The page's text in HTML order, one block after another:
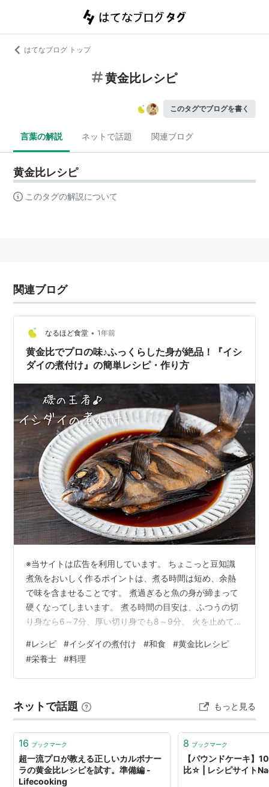
はてなブログ トップ
黄金比レシピ
このタグでブログを書く
言葉の解説 ネットで話題 関連ブログ
黄金比レシピ
このタグの解説について
関連ブログ
なるほど食堂 • 1年前
黄金比でプロの味♪ふっくらした身が絶品！『イシ
ダイの煮付け』の簡単レシピ・作り方
※当サイトは広告を利用しています。 ちょこっと豆知識
煮魚をおいしく作るポイントは、煮る時間は短め、余熱
で味を含ませることです。 煮過ぎると魚の身が締まって
硬くなってしまいます。 煮る時間の目安は、ふつうの切
り身なら6～7分、厚い切り身でも8～9分。 火を止めてか
ばれる高級魚を使った『イシダイの煮付け』の簡単レシ
ピ・作り方をご紹介します。 イシダイのふっくら柔らか
い身と、甘辛い味付けがごはんにぴったりの一品です。
が、いざ作ってみると身がパサついたり、味がぼんやり
したりしていませんか？ ですが…
#レシピ #イシダイの煮付け #和食 #黄金比レシピ
#栄養士 #料理
ネットで話題 もっと見る
16 ブックマーク
超一流プロが教える正しいカルボナー
ラの黄金比レシピを試す。準備編 -
Lifecooking
8 ブックマーク
【パウンドケーキ】
比☆ | レシピサイト